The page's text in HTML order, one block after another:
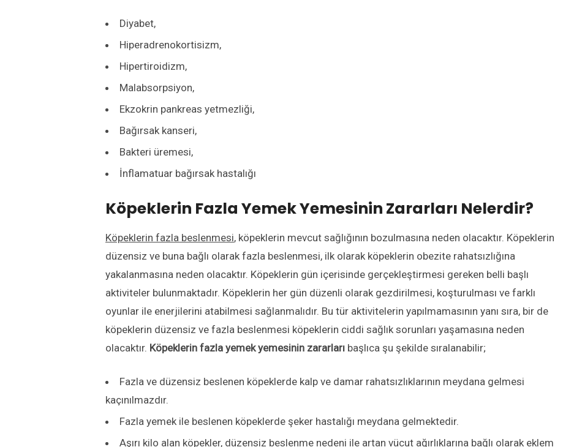
Diyabet,
Hiperadrenokortisizm,
Hipertiroidizm,
Malabsorpsiyon,
Ekzokrin pankreas yetmezliği,
Bağırsak kanseri,
Bakteri üremesi,
İnflamatuar bağırsak hastalığı
Köpeklerin Fazla Yemek Yemesinin Zararları Nelerdir?
Köpeklerin fazla beslenmesi, köpeklerin mevcut sağlığının bozulmasına neden olacaktır. Köpeklerin
düzensiz ve buna bağlı olarak fazla beslenmesi, ilk olarak köpeklerin obezite rahatsızlığına
yakalanmasına neden olacaktır. Köpeklerin gün içerisinde gerçekleştirmesi gereken belli başlı
aktiviteler bulunmaktadır. Köpeklerin her gün düzenli olarak gezdirilmesi, koşturulması ve farklı
oyunlar ile enerjilerini atabilmesi sağlanmalıdır. Bu tür aktivitelerin yapılmamasının yanı sıra, bir de
köpeklerin düzensiz ve fazla beslenmesi köpeklerin ciddi sağlık sorunları yaşamasına neden
olacaktır. Köpeklerin fazla yemek yemesinin zararları başlıca şu şekilde sıralanabilir;
Fazla ve düzensiz beslenen köpeklerde kalp ve damar rahatsızlıklarının meydana gelmesi
kaçınılmazdır.
Fazla yemek ile beslenen köpeklerde şeker hastalığı meydana gelmektedir.
Aşırı kilo alan köpekler, düzensiz beslenme nedeni ile artan vücut ağırlıklarına bağlı olarak eklem